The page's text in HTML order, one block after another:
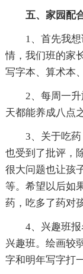
五、家园配
1、首先我
情，我们班的家
写字本、算术本
2、每周一
天都能养成八点
3、关于吃
也受到了批评，
很大问题也让孩
等。希望以后如
药，吃多了药对
4、兴趣班
兴趣班。绘画较
字和明年写字打